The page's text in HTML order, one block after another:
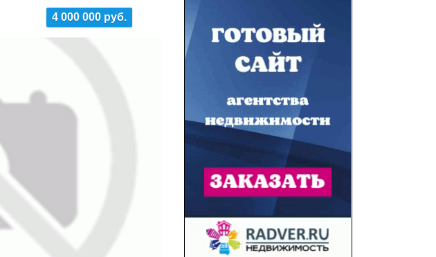
4 000 000 руб.